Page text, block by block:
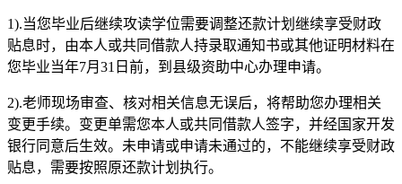
1).当您毕业后继续攻读学位需要调整还款计划继续享受财政
贴息时，由本人或共同借款人持录取通知书或其他证明材料在
您毕业当年7月31日前，到县级资助中心办理申请。
2).老师现场审查、核对相关信息无误后，将帮助您办理相关
变更手续。变更单需您本人或共同借款人签字，并经国家开发
银行同意后生效。未申请或申请未通过的，不能继续享受财政
贴息，需要按照原还款计划执行。